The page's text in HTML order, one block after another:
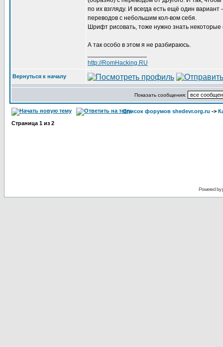
по их взгляду. И всегда есть ещё один
переводов с небольшим кол-вом себя.
Шрифт рисовать, тоже нужно знать
А так особо в этом я не разбираюсь.
http://RomHacking.RU
Вернуться к началу
Показать сообщения:
Список форумов shedevr.org.ru ->
Страница 1 из 2
Powered by